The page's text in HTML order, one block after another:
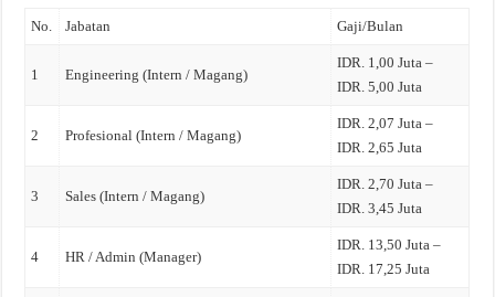
No. Jabatan Gaji/Bulan
1 Engineering (Intern / Magang)
IDR. 1,00 Juta –
IDR. 5,00 Juta
2 Profesional (Intern / Magang)
IDR. 2,07 Juta –
IDR. 2,65 Juta
3 Sales (Intern / Magang)
IDR. 2,70 Juta –
IDR. 3,45 Juta
4 HR / Admin (Manager)
IDR. 13,50 Juta –
IDR. 17,25 Juta